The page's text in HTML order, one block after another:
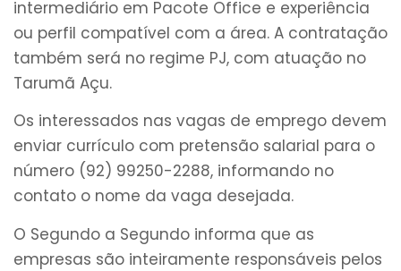
intermediário em Pacote Office e experiência
ou perfil compatível com a área. A contratação
também será no regime PJ, com atuação no
Tarumã Açu.
Os interessados nas vagas de emprego devem
enviar currículo com pretensão salarial para o
número (92) 99250-2288, informando no
contato o nome da vaga desejada.
O Segundo a Segundo informa que as
empresas são inteiramente responsáveis pelos